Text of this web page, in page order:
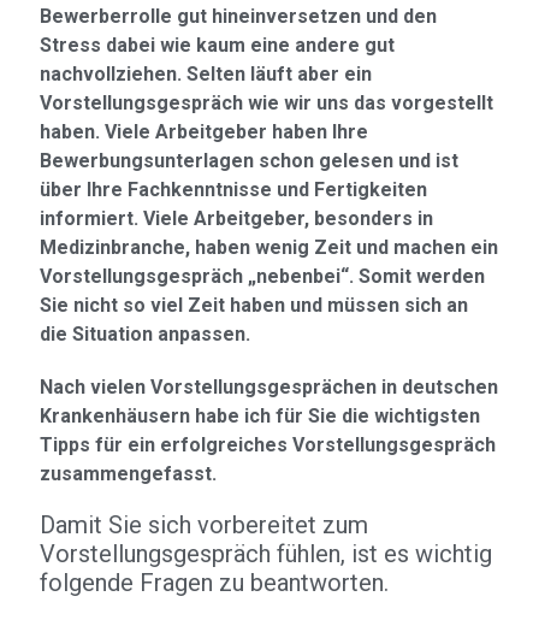
Bewerberrolle gut hineinversetzen und den
Stress dabei wie kaum eine andere gut
nachvollziehen. Selten läuft aber ein
Vorstellungsgespräch wie wir uns das vorgestellt
haben. Viele Arbeitgeber haben Ihre
Bewerbungsunterlagen schon gelesen und ist
über Ihre Fachkenntnisse und Fertigkeiten
informiert. Viele Arbeitgeber, besonders in
Medizinbranche, haben wenig Zeit und machen ein
Vorstellungsgespräch „nebenbei“. Somit werden
Sie nicht so viel Zeit haben und müssen sich an
die Situation anpassen.
Nach vielen Vorstellungsgesprächen in deutschen
Krankenhäusern habe ich für Sie die wichtigsten
Tipps für ein erfolgreiches Vorstellungsgespräch
zusammengefasst.
Damit Sie sich vorbereitet zum
Vorstellungsgespräch fühlen, ist es wichtig
folgende Fragen zu beantworten.